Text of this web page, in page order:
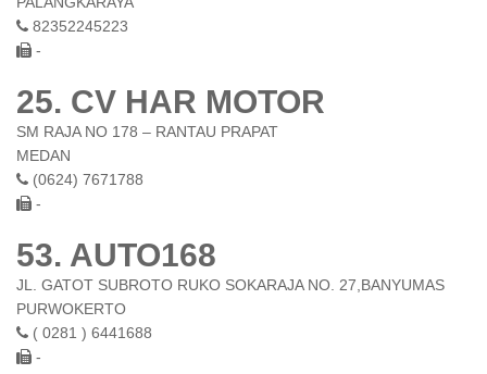
82352245223
-
25. CV HAR MOTOR
SM RAJA NO 178 – RANTAU PRAPAT
MEDAN
(0624) 7671788
-
53. AUTO168
JL. GATOT SUBROTO RUKO SOKARAJA NO. 27,BANYUMAS
PURWOKERTO
( 0281 ) 6441688
-